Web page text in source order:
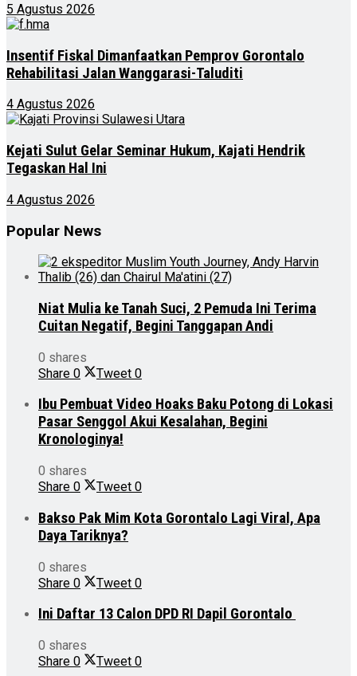
5 Agustus 2026
Insentif Fiskal Dimanfaatkan Pemprov Gorontalo
Rehabilitasi Jalan Wanggarasi-Taluditi
4 Agustus 2026
Kejati Sulut Gelar Seminar Hukum, Kajati Hendrik
Tegaskan Hal Ini
4 Agustus 2026
Popular News
Niat Mulia ke Tanah Suci, 2 Pemuda Ini Terima
Cuitan Negatif, Begini Tanggapan Andi
0 shares
Share 0 Tweet 0
Ibu Pembuat Video Hoaks Baku Potong di Lokasi
Pasar Senggol Akui Kesalahan, Begini
Kronologinya!
0 shares
Share 0 Tweet 0
Bakso Pak Mim Kota Gorontalo Lagi Viral, Apa
Daya Tariknya?
0 shares
Share 0 Tweet 0
Ini Daftar 13 Calon DPD RI Dapil Gorontalo
0 shares
Share 0 Tweet 0